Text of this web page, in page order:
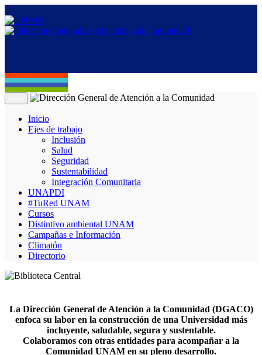
Inicio
Ejes de trabajo
Inclusión
Salud
Seguridad
Sustentabilidad
Integración Comunitaria
UNAPDI
#TuRed UNAM
Cursos
Distintivo ambiental UNAM
Campañas e Información
Climatón
Directorio
La Dirección General de Atención a la Comunidad (DGACO)
enfoca su labor en la construcción de una Universidad más
incluyente, saludable, segura y sustentable.
Colaboramos con otras entidades para acompañar a la
Comunidad UNAM en su pleno desarrollo.